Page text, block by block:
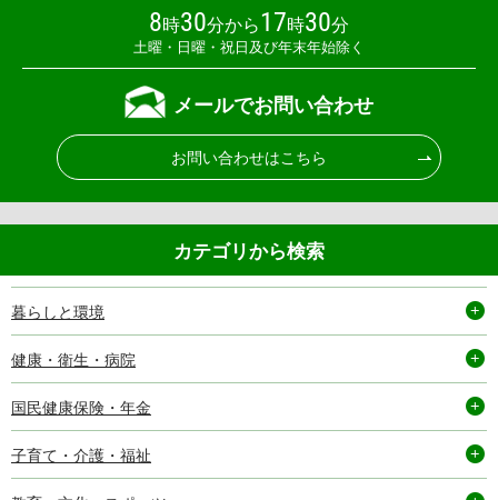
8時30分から17時30分
土曜・日曜・祝日及び年末年始除く
メールでお問い合わせ
お問い合わせはこちら
カテゴリから検索
暮らしと環境
健康・衛生・病院
国民健康保険・年金
子育て・介護・福祉